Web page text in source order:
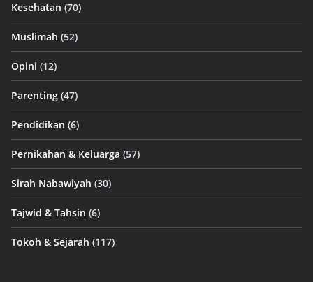
Kesehatan (70)
Muslimah (52)
Opini (12)
Parenting (47)
Pendidikan (6)
Pernikahan & Keluarga (57)
Sirah Nabawiyah (30)
Tajwid & Tahsin (6)
Tokoh & Sejarah (117)